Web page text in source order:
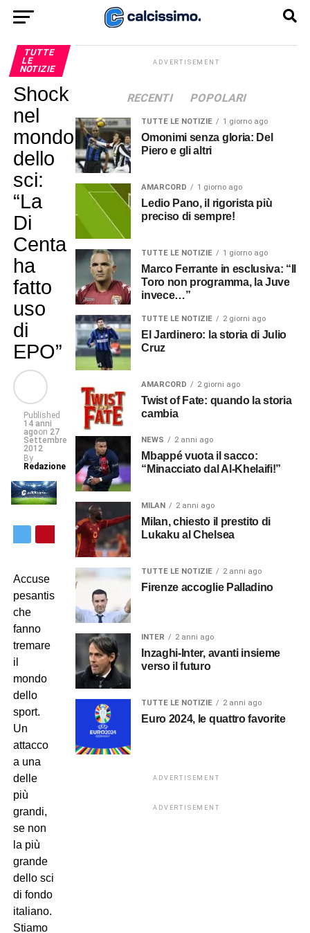
TUTTE
LE
NOTIZIE
Shock
nel
mondo
dello
sci:
“La
Di
Centa
ha
fatto
uso
di
EPO”
Published
14 anni
agoon 27
Settembre
2012
By
Redazione
Accuse
pesantissime,
che
fanno
tremare
il
mondo
dello
sport.
Un
attacco
a una
delle
più
grandi,
se non
la più
grande
dello sci
di fondo
italiano.
Stiamo
ADVERTISEMENT
RECENTI POPOLARI
TUTTE LE NOTIZIE 1 giorno ago
Omonimi senza gloria: Del
Piero e gli altri
AMARCORD 1 giorno ago
Ledio Pano, il rigorista più
preciso di sempre!
TUTTE LE NOTIZIE 1 giorno ago
Marco Ferrante in esclusiva: “Il
Toro non programma, la Juve
invece…”
TUTTE LE NOTIZIE 2 giorni ago
El Jardinero: la storia di Julio
Cruz
AMARCORD 2 giorni ago
Twist of Fate: quando la storia
cambia
NEWS 2 anni ago
Mbappé vuota il sacco:
“Minacciato dal Al-Khelaifi!”
MILAN 2 anni ago
Milan, chiesto il prestito di
Lukaku al Chelsea
TUTTE LE NOTIZIE 2 anni ago
Firenze accoglie Palladino
INTER 2 anni ago
Inzaghi-Inter, avanti insieme
verso il futuro
TUTTE LE NOTIZIE 2 anni ago
Euro 2024, le quattro favorite
ADVERTISEMENT
ADVERTISEMENT